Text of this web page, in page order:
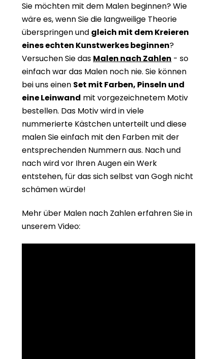
Sie möchten mit dem Malen beginnen? Wie
wäre es, wenn Sie die langweilige Theorie
überspringen und gleich mit dem Kreieren
eines echten Kunstwerkes beginnen?
Versuchen Sie das Malen nach Zahlen - so
einfach war das Malen noch nie. Sie können
bei uns einen Set mit Farben, Pinseln und
eine Leinwand mit vorgezeichnetem Motiv
bestellen. Das Motiv wird in viele
nummerierte Kästchen unterteilt und diese
malen Sie einfach mit den Farben mit der
entsprechenden Nummern aus. Nach und
nach wird vor Ihren Augen ein Werk
entstehen, für das sich selbst van Gogh nicht
schämen würde!
Mehr über Malen nach Zahlen erfahren Sie in
unserem Video: